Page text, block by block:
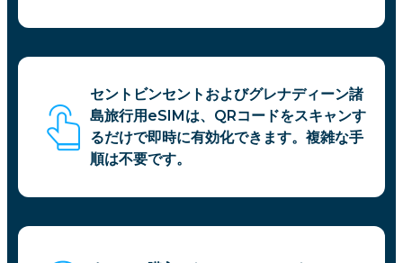
セントビンセントおよびグレナディーン諸
島旅行用eSIMは、QRコードをスキャンす
るだけで即時に有効化できます。複雑な手
順は不要です。